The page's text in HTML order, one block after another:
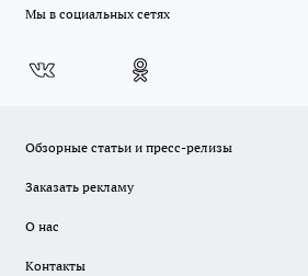
Мы в социальных сетях
Обзорные статьи и пресс-релизы
Заказать рекламу
О нас
Контакты